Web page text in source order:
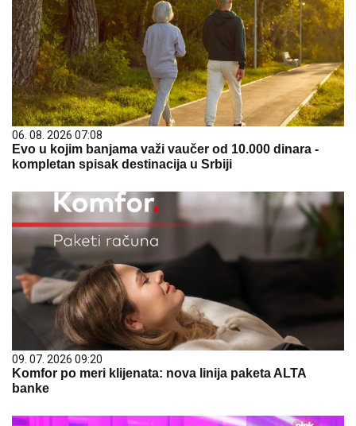
06. 08. 2026 07:08
Evo u kojim banjama važi vaučer od 10.000 dinara -
kompletan spisak destinacija u Srbiji
09. 07. 2026 09:20
Komfor po meri klijenata: nova linija paketa ALTA
banke